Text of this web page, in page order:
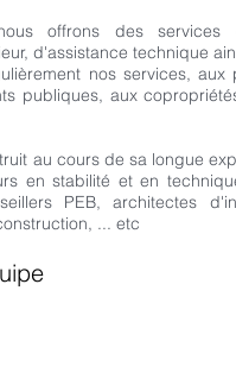
offrons des services
d'assistance technique
nos services,
publiques, aux
au cours de sa longue
en stabilité et en
PEB, architectes
... etc